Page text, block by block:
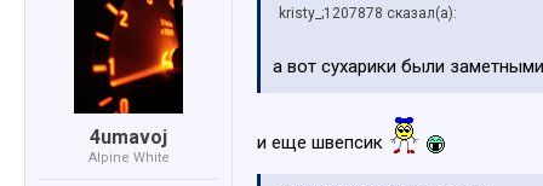
4umavoj
Alpine White
kristy_;1207878 сказал(а):
а вот сухарики были
и еще швепсик